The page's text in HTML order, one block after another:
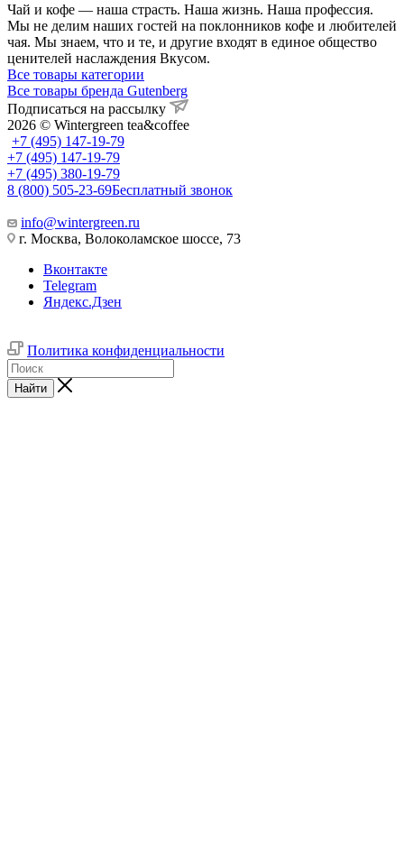
Чай и кофе — наша страсть. Наша жизнь. Наша профессия.
Мы не делим наших гостей на поклонников кофе и любителей
чая. Мы знаем, что и те, и другие входят в единое общество
ценителей наслаждения Вкусом.
Все товары категории
Все товары бренда Gutenberg
Подписаться на рассылку
2026 © Wintergreen tea&coffee
+7 (495) 147-19-79
+7 (495) 147-19-79
+7 (495) 380-19-79
8 (800) 505-23-69Бесплатный звонок
info@wintergreen.ru
г. Москва, Волоколамское шоссе, 73
Вконтакте
Telegram
Яндекс.Дзен
Политика конфиденциальности
Найти